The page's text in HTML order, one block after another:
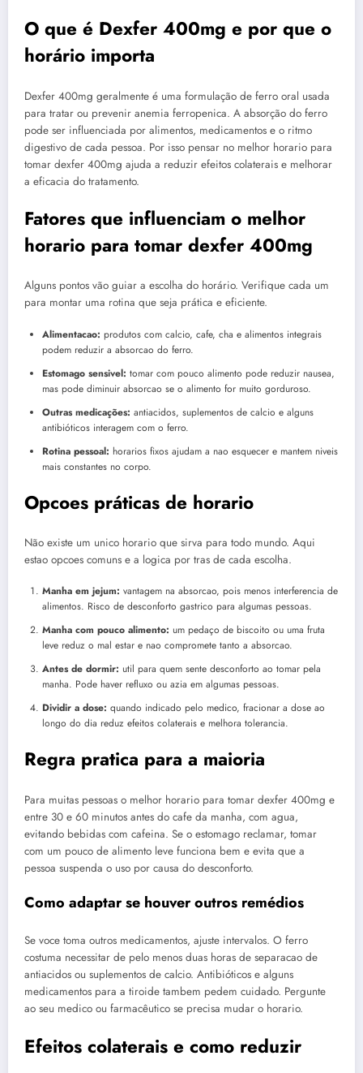
O que é Dexfer 400mg e por que o
horário importa
Dexfer 400mg geralmente é uma formulação de ferro oral usada
para tratar ou prevenir anemia ferropenica. A absorção do ferro
pode ser influenciada por alimentos, medicamentos e o ritmo
digestivo de cada pessoa. Por isso pensar no melhor horario para
tomar dexfer 400mg ajuda a reduzir efeitos colaterais e melhorar
a eficacia do tratamento.
Fatores que influenciam o melhor
horario para tomar dexfer 400mg
Alguns pontos vão guiar a escolha do horário. Verifique cada um
para montar uma rotina que seja prática e eficiente.
Alimentacao: produtos com calcio, cafe, cha e alimentos integrais
podem reduzir a absorcao do ferro.
Estomago sensivel: tomar com pouco alimento pode reduzir nausea,
mas pode diminuir absorcao se o alimento for muito gorduroso.
Outras medicações: antiacidos, suplementos de calcio e alguns
antibióticos interagem com o ferro.
Rotina pessoal: horarios fixos ajudam a nao esquecer e mantem niveis
mais constantes no corpo.
Opcoes práticas de horario
Não existe um unico horario que sirva para todo mundo. Aqui
estao opcoes comuns e a logica por tras de cada escolha.
Manha em jejum: vantagem na absorcao, pois menos interferencia de
alimentos. Risco de desconforto gastrico para algumas pessoas.
Manha com pouco alimento: um pedaço de biscoito ou uma fruta
leve reduz o mal estar e nao compromete tanto a absorcao.
Antes de dormir: util para quem sente desconforto ao tomar pela
manha. Pode haver refluxo ou azia em algumas pessoas.
Dividir a dose: quando indicado pelo medico, fracionar a dose ao
longo do dia reduz efeitos colaterais e melhora tolerancia.
Regra pratica para a maioria
Para muitas pessoas o melhor horario para tomar dexfer 400mg e
entre 30 e 60 minutos antes do cafe da manha, com agua,
evitando bebidas com cafeina. Se o estomago reclamar, tomar
com um pouco de alimento leve funciona bem e evita que a
pessoa suspenda o uso por causa do desconforto.
Como adaptar se houver outros remédios
Se voce toma outros medicamentos, ajuste intervalos. O ferro
costuma necessitar de pelo menos duas horas de separacao de
antiacidos ou suplementos de calcio. Antibióticos e alguns
medicamentos para a tiroide tambem pedem cuidado. Pergunte
ao seu medico ou farmacêutico se precisa mudar o horario.
Efeitos colaterais e como reduzir